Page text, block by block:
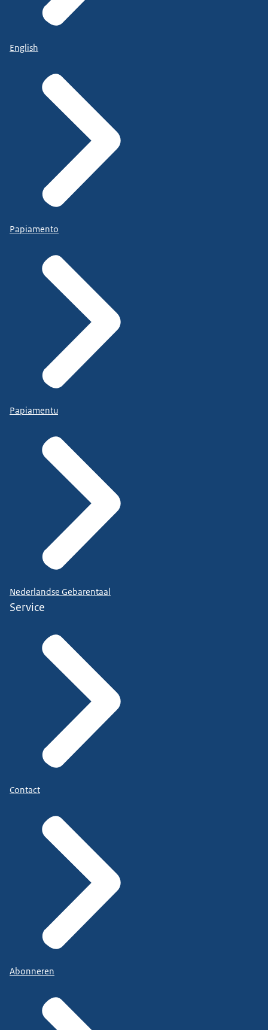
English
Papiamento
Papiamentu
Nederlandse Gebarentaal
Service
Contact
Abonneren